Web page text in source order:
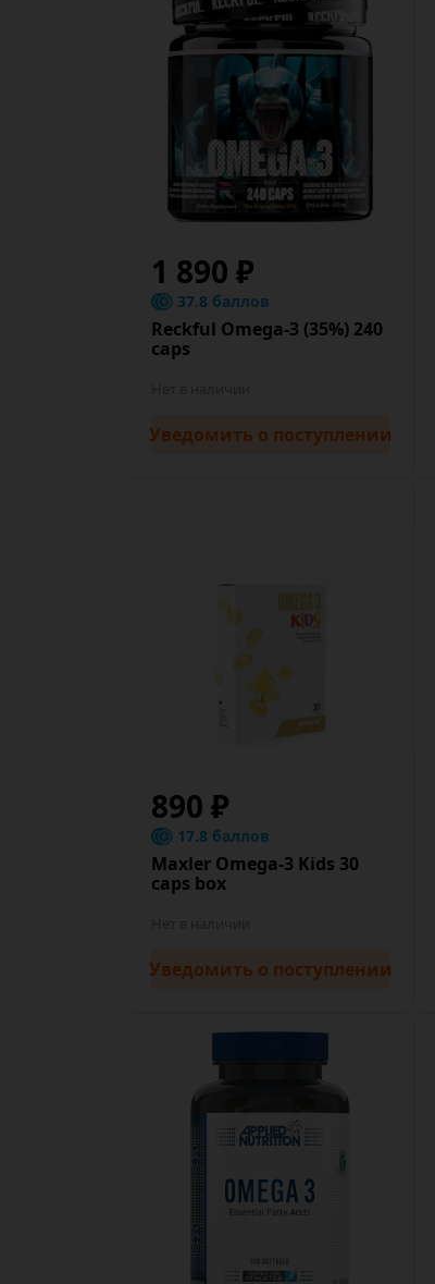
1 890 ₽
37.8 баллов
Reckful Omega-3 (35%) 240
caps
Уведомить о поступлении
890 ₽
17.8 баллов
Maxler Omega-3 Kids 30
caps box
Уведомить о поступлении